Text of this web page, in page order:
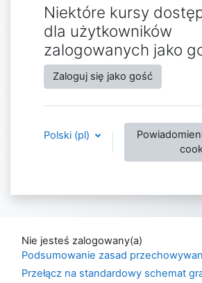
Niektóre kursy
dla użytkowników
zalogowanych jako
Zaloguj się jako gość
Polski ‎(pl)‎
Nie jesteś zalogowany(a)
Podsumowanie zasad
Przełącz na standardowy schemat